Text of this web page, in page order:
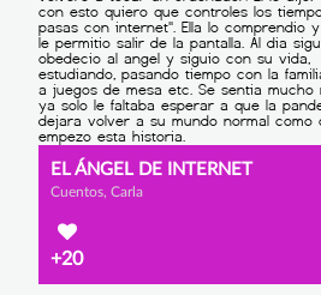
EL ÁNGEL DE INTERNET
Cuentos, Carla
+20